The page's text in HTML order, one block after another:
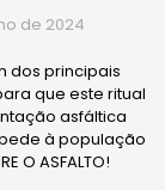
de 2024
dos principais
que este ritual
asfáltica
à população
O ASFALTO!